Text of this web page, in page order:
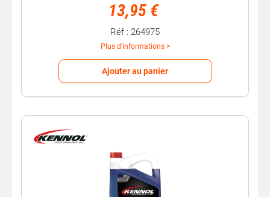
13,95 €
Réf : 264975
Plus d'informations >
Ajouter au panier